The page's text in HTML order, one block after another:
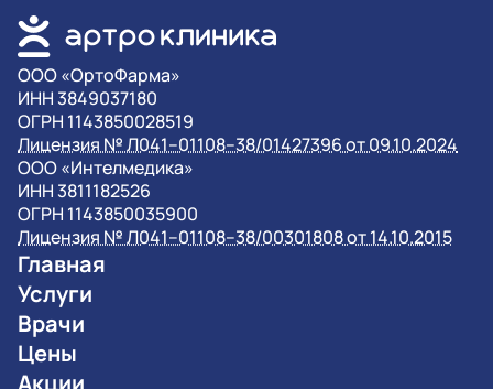
OOO «ОртоФарма»
ИНН 3849037180
ОГРН 1143850028519
Лицензия № Л041–01108–38/01427396 от 09.10.2024
OOO «Интелмедика»
ИНН 3811182526
ОГРН 1143850035900
Лицензия № Л041–01108–38/00301808 от 14.10.2015
Главная
Услуги
Врачи
Цены
Акции